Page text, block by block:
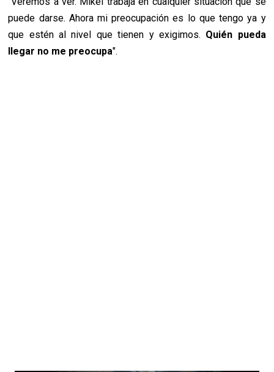
puede darse. Ahora mi preocupación es lo que tengo ya y
que estén al nivel que tienen y exigimos. Quién pueda
llegar no me preocupa".